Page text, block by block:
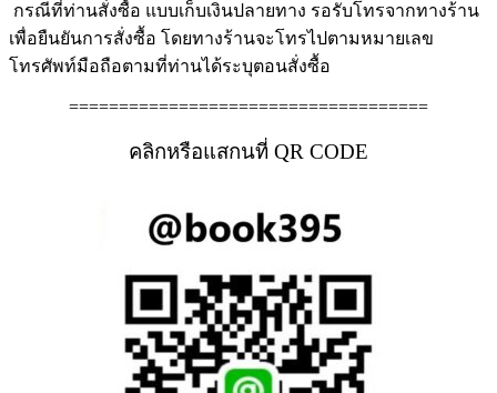
กรณีที่ท่านสั่งซื้อ แบบเก็บเงินปลายทาง รอรับโทรจากทางร้าน
เพื่อยืนยันการสั่งซื้อ โดยทางร้านจะโทรไปตามหมายเลข
โทรศัพท์มือถือตามที่ท่านได้ระบุตอนสั่งซื้อ
====================================
คลิกหรือแสกนที่ QR CODE